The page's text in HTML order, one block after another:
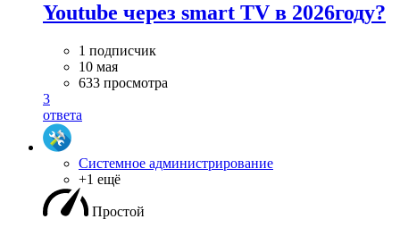
Youtube через smart TV в 2026году?
1 подписчик
10 мая
633 просмотра
3
ответа
Системное администрирование
+1 ещё
Простой